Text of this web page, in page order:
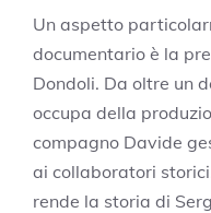
Un aspetto
documentario è la
Dondoli. Da oltre un
occupa della
compagno Davide
ai collaboratori
rende la storia di